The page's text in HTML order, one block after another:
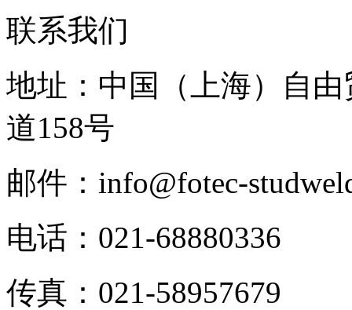
联系我们
地址：中国（上海）自
道158号
邮件：info@fotec-
电话：021-68880336
传真：021-58957679